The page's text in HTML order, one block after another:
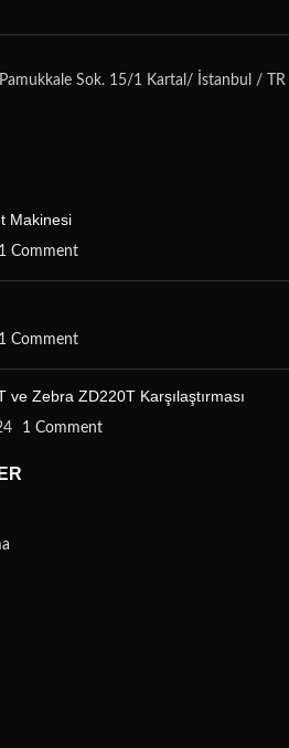
Sok. 15/1 Kartal/ İstanbul / TR
Makinesi
1 Comment
1 Comment
ve Zebra ZD220T Karşılaştırması
1 Comment